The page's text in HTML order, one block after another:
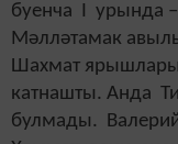
буенча I урында
Мәлләтамак
Шахмат
катнашты. Анда
булмады.